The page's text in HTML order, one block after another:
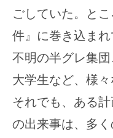
ごしていた。
と
件』に巻き込ま
不明の半グレ集
大学生など、様
それでも、ある
の出来事は、多